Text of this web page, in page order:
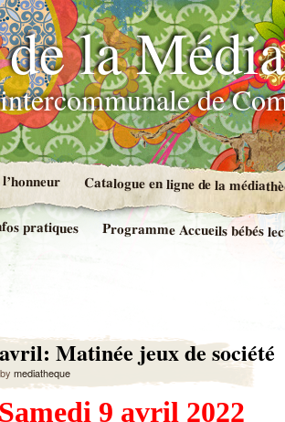
la
de
Catalogue en ligne de la
pratiques Programme Accueils bébés
Matinée jeux de société
by mediatheque
Samedi 9 avril 2022